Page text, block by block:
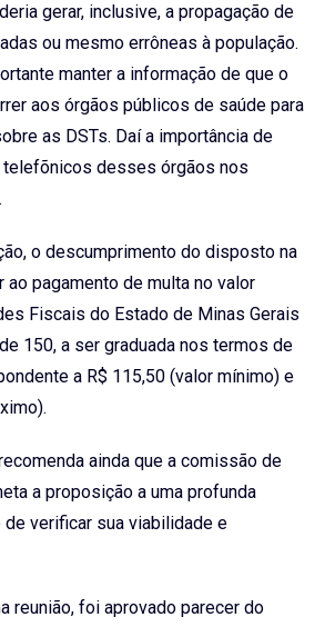
gerar, inclusive, a propagação de
ou mesmo errôneas à população.
manter a informação de que o
aos órgãos públicos de saúde para
as DSTs. Daí a importância de
desses órgãos nos
o descumprimento do disposto na
ao pagamento de multa no valor
Fiscais do Estado de Minas Gerais
150, a ser graduada nos termos de
a R$ 115,50 (valor mínimo) e
ainda que a comissão de
a proposição a uma profunda
verificar sua viabilidade e
reunião, foi aprovado parecer do